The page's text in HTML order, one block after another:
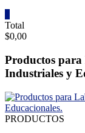
Total
$0,00
Productos
Industriales y
PRODUCTOS